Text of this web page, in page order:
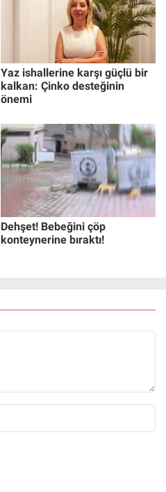
Yaz ishallerine karşı güçlü bir
kalkan: Çinko desteğinin
önemi
Dehşet! Bebeğini çöp
konteynerine bıraktı!